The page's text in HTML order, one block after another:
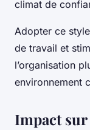
climat de
Adopter ce
de travail et
l’organisation
environnement
Impact